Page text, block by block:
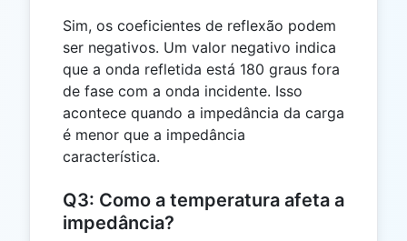
Sim, os coeficientes de reflexão podem
ser negativos. Um valor negativo indica
que a onda refletida está 180 graus fora
de fase com a onda incidente. Isso
acontece quando a impedância da carga
é menor que a impedância
característica.
Q3: Como a temperatura afeta a
impedância?